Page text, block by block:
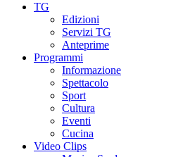
TG
Edizioni
Servizi TG
Anteprime
Programmi
Informazione
Spettacolo
Sport
Cultura
Eventi
Cucina
Video Clips